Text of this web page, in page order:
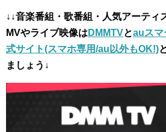
↓↓音楽番組・歌番組・人気アーティ
MVやライブ映像は DMMTVとauスマ
式サイト(スマホ専用/au以外もOK!)
ましょう↓